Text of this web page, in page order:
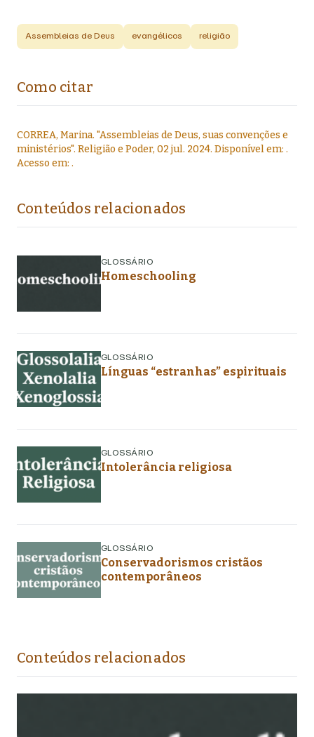
Assembleias de Deus evangélicos religião
Como citar
CORREA, Marina. "Assembleias de Deus, suas convenções e
ministérios". Religião e Poder, 02 jul. 2024. Disponível em: .
Acesso em: .
Conteúdos relacionados
GLOSSÁRIO
Homeschooling
GLOSSÁRIO
Línguas “estranhas” espirituais
GLOSSÁRIO
Intolerância religiosa
GLOSSÁRIO
Conservadorismos cristãos
contemporâneos
Conteúdos relacionados